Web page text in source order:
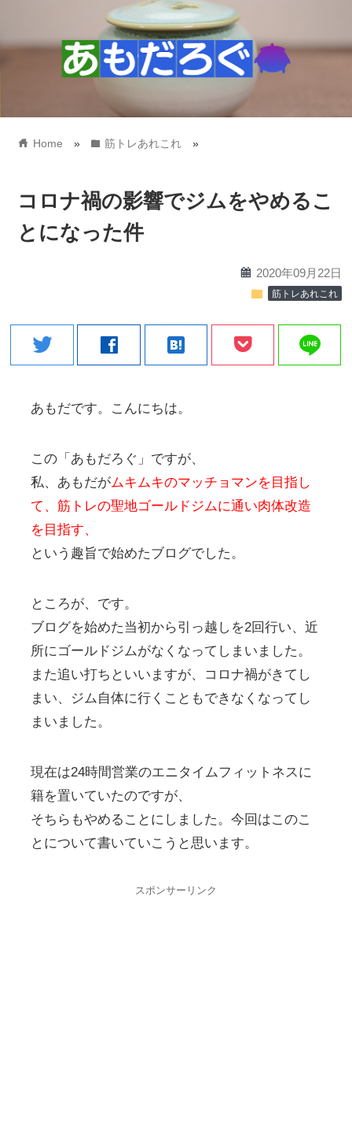
home Home » folder筋トレあれこれ »
コロナ禍の影響でジムをやめるこ
とになった件
calendar 2020年09月22日
folder 筋トレあれこれ
twitter facebook hatenabookmark line
あもだです。こんにちは。
この「あもだろぐ」ですが、
私、あもだがムキムキのマッチョマンを目指し
て、筋トレの聖地ゴールドジムに通い肉体改造
を目指す、
という趣旨で始めたブログでした。
ところが、です。
ブログを始めた当初から引っ越しを2回行い、近
所にゴールドジムがなくなってしまいました。
また追い打ちといいますが、コロナ禍がきてし
まい、ジム自体に行くこともできなくなってし
まいました。
現在は24時間営業のエニタイムフィットネスに
籍を置いていたのですが、
そちらもやめることにしました。今回はこのこ
とについて書いていこうと思います。
スポンサーリンク